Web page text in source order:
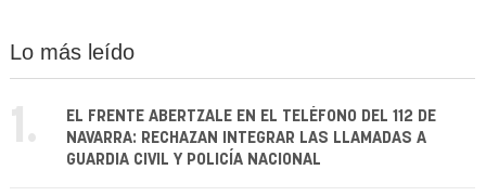
Lo más leído
1.
EL FRENTE ABERTZALE EN EL TELÉFONO DEL 112 DE
NAVARRA: RECHAZAN INTEGRAR LAS LLAMADAS A
GUARDIA CIVIL Y POLICÍA NACIONAL